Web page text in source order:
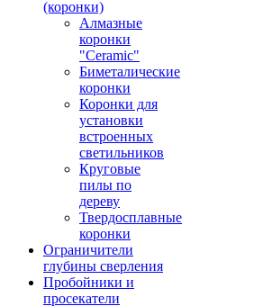
(коронки)
Алмазные
коронки
"Ceramic"
Биметалические
коронки
Коронки для
установки
встроенных
светильников
Круговые
пилы по
дереву
Твердосплавные
коронки
Ограничители
глубины сверления
Пробойники и
просекатели